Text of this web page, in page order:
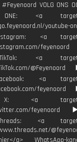
VOLG ONS
ONE: <a
youtube-
<a
<a
<a
<a
<a
a> WhatsApp-